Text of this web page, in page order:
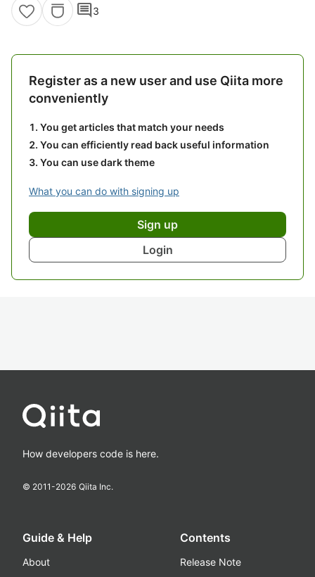
comment3
Register as a new user and use Qiita more
conveniently
You get articles that match your needs
You can efficiently read back useful information
You can use dark theme
What you can do with signing up
Sign up
Login
How developers code is here.
© 2011-2026 Qiita Inc.
Guide & Help
About
Contents
Release Note